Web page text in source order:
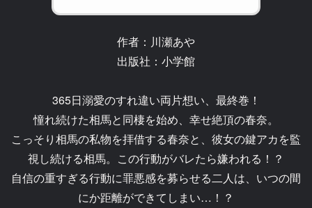
作者：川瀬あや
出版社：小学館
365日溺愛のすれ違い両片想い、最終巻！
憧れ続けた相馬と同棲を始め、幸せ絶頂の春奈。
こっそり相馬の私物を拝借する春奈と、彼女の鍵アカを監
視し続ける相馬。この行動がバレたら嫌われる！？
自信の重すぎる行動に罪悪感を募らせる二人は、いつの間
にか距離ができてしまい…！？